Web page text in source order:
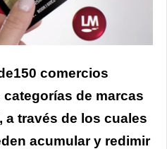
comercios
de marcas
a través de los cuales
acumular y redimir